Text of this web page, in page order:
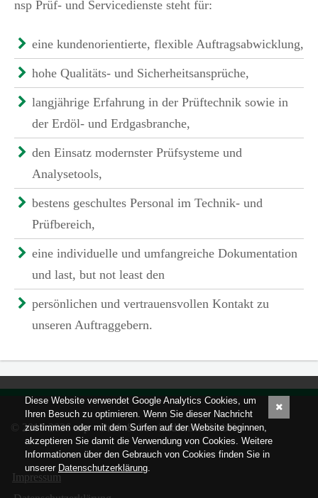
nsp Prüf- und Servicedienste steht für:
eine kundenorientierte, flexible Auftragsabwicklung,
hohe Qualitäts- und Sicherheitsansprüche,
langjährige Erfahrung in der Prüftechnik sowie in
der Erdöl- und Erdgasbranche,
den Einsatz modernster Prüfsysteme und
Analysetools,
bestens geschultes Personal im Technik- und
Prüfbereich,
eine individuelle und umfangreiche Dokumentation
und last, but not least den
persönlichen und vertrauensvollen Kontakt zu
unseren Auftraggebern.
© 2017-2026 nsp – Prüf- & Servicedienste GmbH
Impressum
Diese Website verwendet Google Analytics Cookies, um
Ihren Besuch zu optimieren. Wenn Sie dieser Nachricht
zustimmen oder mit dem Surfen auf der Website beginnen,
akzeptieren Sie damit die Verwendung von Cookies. Weitere
Informationen über den Gebrauch von Cookies finden Sie in
unserer Datenschutzerklärung.